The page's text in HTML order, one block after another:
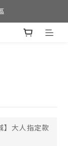
;
】大人指定款